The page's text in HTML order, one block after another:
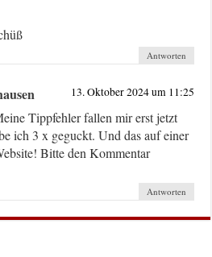
Antworten
13. Oktober 2024 um 11:25
Tippfehler fallen mir erst jetzt
ich 3 x geguckt. Und das auf einer
Bitte den Kommentar
Antworten